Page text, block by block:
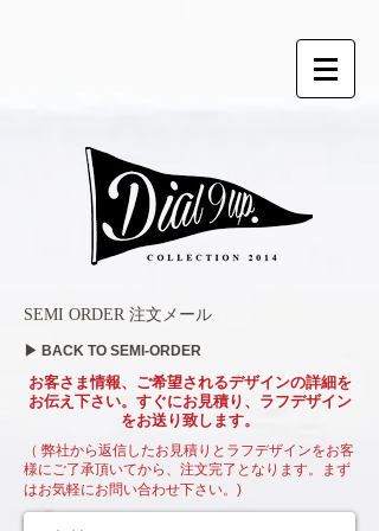
SEMI ORDER 注文メール
お客さま情報、ご希望されるデザインの詳細を
お伝え下さい。すぐにお見積り、ラフデザイン
をお送り致します。
▶ BACK TO SEMI-ORDER
（ 弊社から返信したお見積りとラフデザインをお客
様にご了承頂いてから、注文完了となります。
まず
はお気軽にお問い合わせ下さい。)